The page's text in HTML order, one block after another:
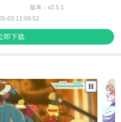
版本：v2.5.1
03 11:08:52
即下载